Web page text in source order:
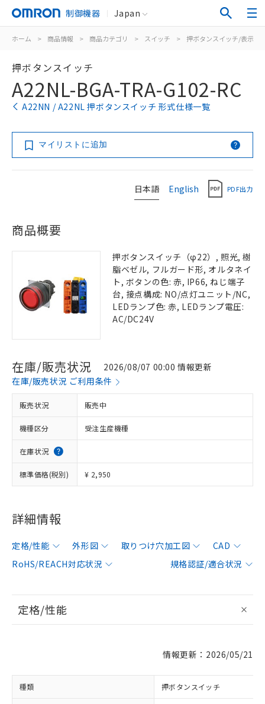
制御機器 Japan
ホーム > 商品情報 > 商品カテゴリ > スイッチ > 押ボタンスイッチ/表示灯
押ボタンスイッチ
A22NL-BGA-TRA-G102-RC
A22NN / A22NL 押ボタンスイッチ 形式仕様一覧
マイリストに追加
日本語 English PDF出力
商品概要
押ボタンスイッチ（φ22）, 照光, 樹
脂ベゼル, フルガード形, オルタネイ
ト, ボタンの色: 赤, IP66, ねじ端子
台, 接点構成: NO/点灯ユニット/NC,
LEDランプ色: 赤, LEDランプ電圧:
AC/DC24V
在庫/販売状況
2026/08/07 00:00 情報更新
在庫/販売状況 ご利用条件
販売状況 販売中
機種区分 受注生産機種
在庫状況
標準価格(税別) ¥ 2,950
詳細情報
定格/性能 外形図 取りつけ穴加工図
CAD
RoHS/REACH対応状況
規格認証/適合状況
定格/性能
情報更新：2026/05/21
種類 押ボタンスイッチ